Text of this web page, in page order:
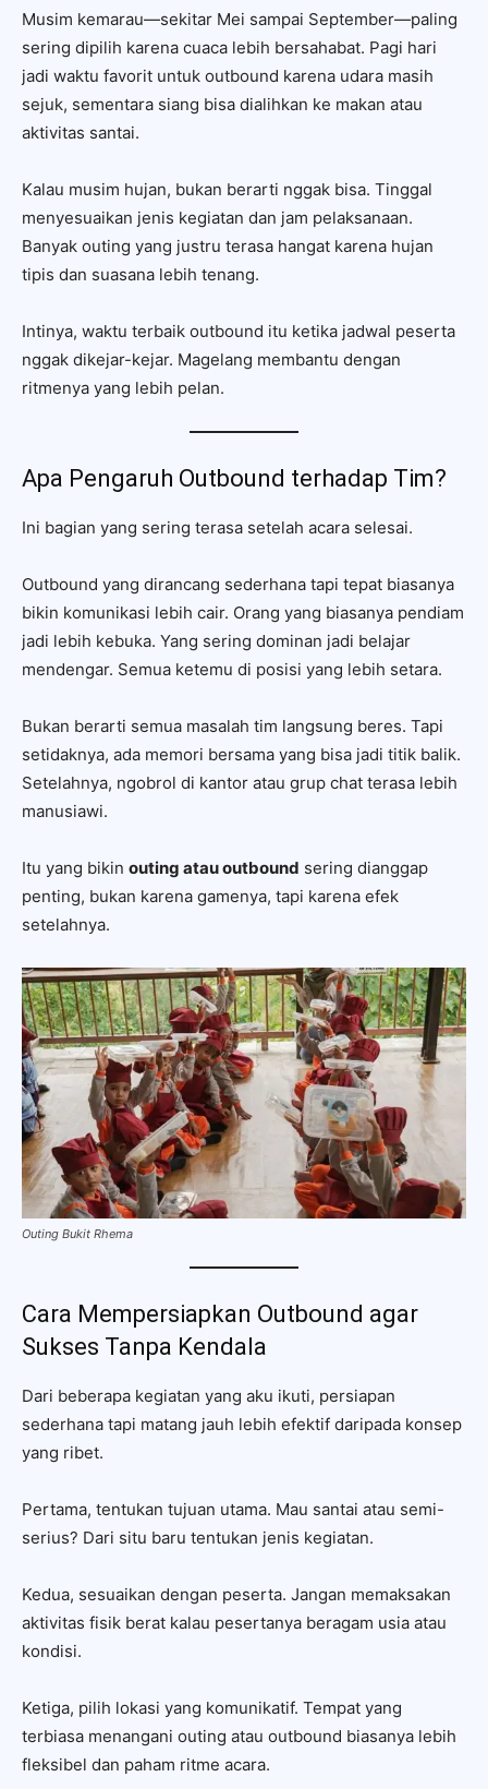
Musim kemarau—sekitar Mei sampai September—paling
sering dipilih karena cuaca lebih bersahabat. Pagi hari
jadi waktu favorit untuk outbound karena udara masih
sejuk, sementara siang bisa dialihkan ke makan atau
aktivitas santai.
Kalau musim hujan, bukan berarti nggak bisa. Tinggal
menyesuaikan jenis kegiatan dan jam pelaksanaan.
Banyak outing yang justru terasa hangat karena hujan
tipis dan suasana lebih tenang.
Intinya, waktu terbaik outbound itu ketika jadwal peserta
nggak dikejar-kejar. Magelang membantu dengan
ritmenya yang lebih pelan.
Apa Pengaruh Outbound terhadap Tim?
Ini bagian yang sering terasa setelah acara selesai.
Outbound yang dirancang sederhana tapi tepat biasanya
bikin komunikasi lebih cair. Orang yang biasanya pendiam
jadi lebih kebuka. Yang sering dominan jadi belajar
mendengar. Semua ketemu di posisi yang lebih setara.
Bukan berarti semua masalah tim langsung beres. Tapi
setidaknya, ada memori bersama yang bisa jadi titik balik.
Setelahnya, ngobrol di kantor atau grup chat terasa lebih
manusiawi.
Itu yang bikin outing atau outbound sering dianggap
penting, bukan karena gamenya, tapi karena efek
setelahnya.
Outing Bukit Rhema
Cara Mempersiapkan Outbound agar
Sukses Tanpa Kendala
Dari beberapa kegiatan yang aku ikuti, persiapan
sederhana tapi matang jauh lebih efektif daripada konsep
yang ribet.
Pertama, tentukan tujuan utama. Mau santai atau semi-
serius? Dari situ baru tentukan jenis kegiatan.
Kedua, sesuaikan dengan peserta. Jangan memaksakan
aktivitas fisik berat kalau pesertanya beragam usia atau
kondisi.
Ketiga, pilih lokasi yang komunikatif. Tempat yang
terbiasa menangani outing atau outbound biasanya lebih
fleksibel dan paham ritme acara.